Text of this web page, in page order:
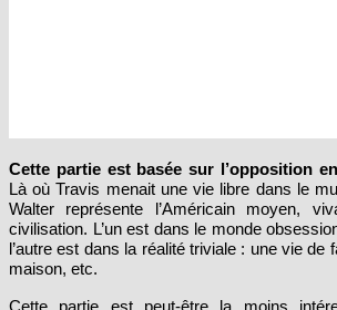
Cette partie est basée sur l’opposition
Là où Travis menait une vie libre dans le
Walter représente l’Américain moyen,
civilisation. L’un est dans le monde
l’autre est dans la réalité triviale : une vie de